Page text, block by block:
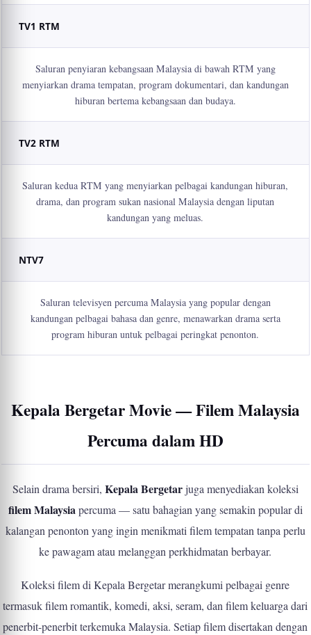
TV1 RTM
Saluran penyiaran kebangsaan Malaysia di bawah RTM yang
menyiarkan drama tempatan, program dokumentari, dan kandungan
hiburan bertema kebangsaan dan budaya.
TV2 RTM
Saluran kedua RTM yang menyiarkan pelbagai kandungan hiburan,
drama, dan program sukan nasional Malaysia dengan liputan
kandungan yang meluas.
NTV7
Saluran televisyen percuma Malaysia yang popular dengan
kandungan pelbagai bahasa dan genre, menawarkan drama serta
program hiburan untuk pelbagai peringkat penonton.
Kepala Bergetar Movie — Filem Malaysia
Percuma dalam HD
Selain drama bersiri, Kepala Bergetarjuga menyediakan koleksi
filem Malaysiapercuma — satu bahagian yang semakin popular di
kalangan penonton yang ingin menikmati filem tempatan tanpa perlu
ke pawagam atau melanggan perkhidmatan berbayar.
Koleksi filem di Kepala Bergetar merangkumi pelbagai genre
termasuk filem romantik, komedi, aksi, seram, dan filem keluarga dari
penerbit-penerbit terkemuka Malaysia. Setiap filem disertakan dengan